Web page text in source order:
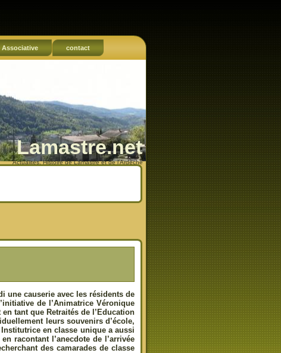
Associative contact
Lamastre.net
Actualités, Histoire de Lamastre et de l'Ardèche
une causerie avec les résidents de
de l’Animatrice Véronique
tant que Retraités de l’Education
leurs souvenirs d’école,
en classe unique a aussi
racontant l’anecdote de l’arrivée
des camarades de classe